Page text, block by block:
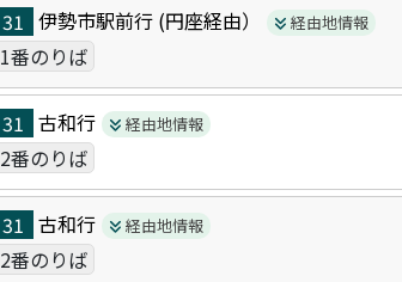
31 伊勢市駅前行 (円座経由） 経由地情報
1番のりば
31 古和行 経由地情報
2番のりば
31 古和行 経由地情報
2番のりば